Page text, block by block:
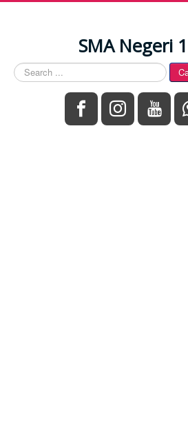
SMA Negeri
Search
...